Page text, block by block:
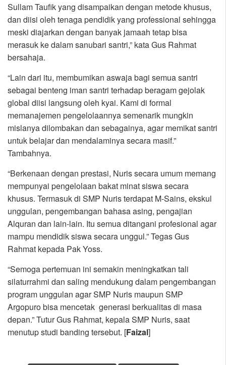
Sullam Taufik yang disampaikan dengan metode khusus,
dan diisi oleh tenaga pendidik yang professional sehingga
meski diajarkan dengan banyak jamaah tetap bisa
merasuk ke dalam sanubari santri,” kata Gus Rahmat
bersahaja.
“Lain dari itu, membumikan aswaja bagi semua santri
sebagai benteng iman santri terhadap beragam gejolak
global diisi langsung oleh kyai. Kami di formal
memanajemen pengelolaannya semenarik mungkin
mislanya dilombakan dan sebagainya, agar memikat santri
untuk belajar dan mendalaminya secara masif.”
Tambahnya.
“Berkenaan dengan prestasi, Nuris secara umum memang
mempunyai pengelolaan bakat minat siswa secara
khusus. Termasuk di SMP Nuris terdapat M-Sains, ekskul
unggulan, pengembangan bahasa asing, pengajian
Alquran dan lain-lain. Itu semua ditangani profesional agar
mampu mendidik siswa secara unggul.” Tegas Gus
Rahmat kepada Pak Yoss.
“Semoga pertemuan ini semakin meningkatkan tali
silaturrahmi dan saling mendukung dalam pengembangan
program unggulan agar SMP Nuris maupun SMP
Argopuro bisa mencetak generasi berkualitas di masa
depan.” Tutur Gus Rahmat, kepala SMP Nuris, saat
menutup studi banding tersebut. [Faizal]